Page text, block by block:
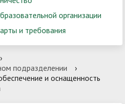
организации
и требования
›
подразделении
›
и оснащенность